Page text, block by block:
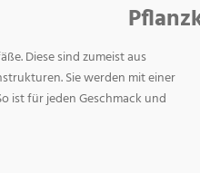
Diese sind zumeist aus
Sie werden mit einer
ist für jeden Geschmack und